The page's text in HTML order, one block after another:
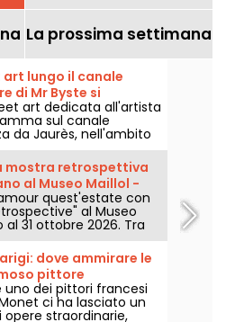
La prossima settimana
lungo il canale
di Mr Byste si
corso d’acqua
art dedicata all'artista
sul canale
da Jaurès, nell'ambito
sabato 8 agosto 2026.
mostra a bordo, una
visibili dall'acqua e
dello stencil
mostra retrospettiva
al Museo Maillol -
quest'estate con
al Museo
al 31 ottobre 2026. Tra
di stampe, la mostra di
colori e stravaganza,
dove ammirare le
pittore
capitale?
uno dei pittori francesi
ci ha lasciato un
straordinarie,